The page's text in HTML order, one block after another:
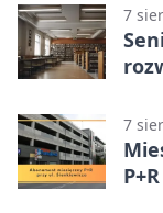
7
7